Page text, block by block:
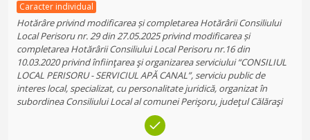
Caracter individual
Hotărâre privind modificarea și completarea Hotărârii Consiliului
Local Perisoru nr. 29 din 27.05.2025 privind modificarea și
completarea Hotărârii Consiliului Local Perisoru nr.16 din
10.03.2020 privind înfiinţarea şi organizarea serviciului “CONSILIUL
LOCAL PERISORU - SERVICIUL APĂ CANAL”, serviciu public de
interes local, specializat, cu personalitate juridică, organizat în
subordinea Consiliului Local al comunei Perişoru, judeţul Călăraşi